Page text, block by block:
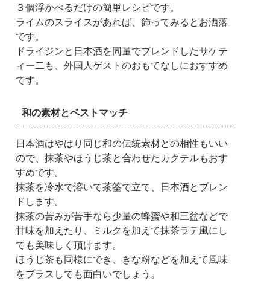
３個浮かべるだけの簡単レシピです。
ライムのスライスがあれば、飾ってみるとお洒落
です。
ドライジンと日本酒を同量でブレンドしたサケテ
ィー二も、外国人ゲストのおもてなしにおすすめ
です。
和の素材とベストマッチ
日本酒はやはり同じ和の伝統素材との相性もいい
ので、抹茶やほうじ茶と合わせたカクテルもおす
すめです。
抹茶を冷水で溶いて茶筌で立て、日本酒とブレン
ドします。
抹茶の苦みが苦手なら少量の蜂蜜や和三盆などで
甘味を加えたり、ミルクを加えて抹茶ラテ風にし
ても美味しく頂けます。
ほうじ茶も同様にでき、きな粉などを加えて風味
をプラスしても面白いでしょう。